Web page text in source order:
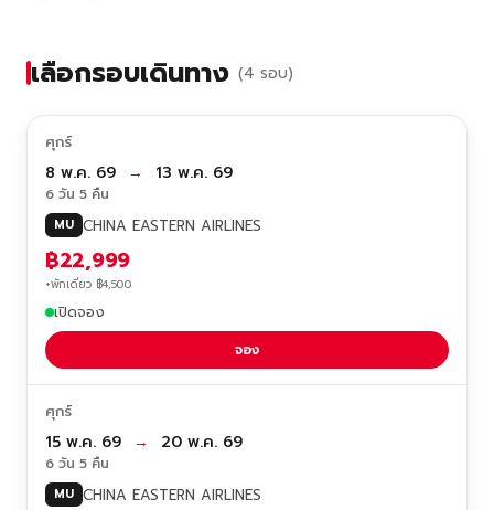
เลือกรอบเดินทาง (4 รอบ)
ศุกร์
8 พ.ค. 69 → 13 พ.ค. 69
6 วัน 5 คืน
MU CHINA EASTERN AIRLINES
฿22,999
+พักเดี่ยว ฿4,500
เปิดจอง
จอง
ศุกร์
15 พ.ค. 69 → 20 พ.ค. 69
6 วัน 5 คืน
MU CHINA EASTERN AIRLINES